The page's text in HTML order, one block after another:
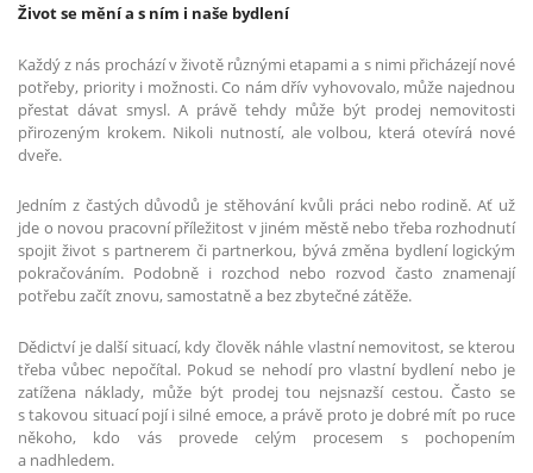
Život se mění a s ním i naše bydlení
Každý z nás prochází v životě různými etapami a s nimi přicházejí nové
potřeby, priority i možnosti. Co nám dřív vyhovovalo, může najednou
přestat dávat smysl. A právě tehdy může být prodej nemovitosti
přirozeným krokem. Nikoli nutností, ale volbou, která otevírá nové
dveře.
Jedním z častých důvodů je stěhování kvůli práci nebo rodině. Ať už
jde o novou pracovní příležitost v jiném městě nebo třeba rozhodnutí
spojit život s partnerem či partnerkou, bývá změna bydlení logickým
pokračováním. Podobně i rozchod nebo rozvod často znamenají
potřebu začít znovu, samostatně a bez zbytečné zátěže.
Dědictví je další situací, kdy člověk náhle vlastní nemovitost, se kterou
třeba vůbec nepočítal. Pokud se nehodí pro vlastní bydlení nebo je
zatížena náklady, může být prodej tou nejsnazší cestou. Často se
s takovou situací pojí i silné emoce, a právě proto je dobré mít po ruce
někoho, kdo vás provede celým procesem s pochopením
a nadhledem.